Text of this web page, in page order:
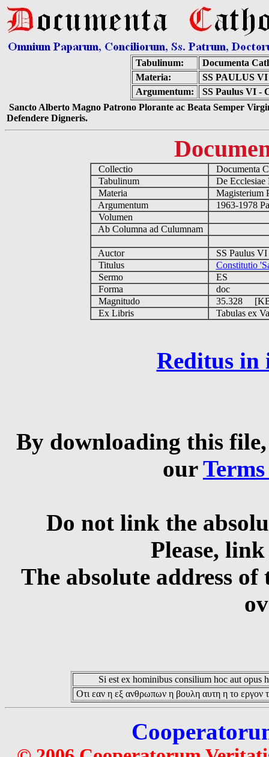
Tabulinum:
Documenta
Materia:
SS PAULUS
Argumentum:
SS Paulus VI -
Sancto Alberto Magno Patrono Plorante ac Beata Semper
Defendere Digneris.
Collectio
Documenta
Tabulinum
De
Materia
Magisterium
Argumentum
1963-1978
Volumen
Ab Columna ad Culumnam
Auctor
SS Paulus
Titulus
Constitutio
Sermo
ES
Forma
doc
Magnitudo
35.328
Ex Libris
Tabulas ex
Reditus in
By downloading this
our
Do not link the
Please,
The absolute address
Si est ex hominibus consilium hoc aut opus
Οτι εαν η εξ ανθρωπων η βουλη αυτη η το εργον